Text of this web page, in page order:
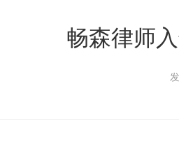
畅森律师